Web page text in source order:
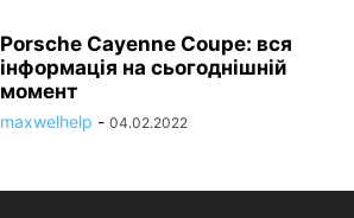
Porsche Cayenne Coupe: вся
інформація на сьогоднішній
момент
maxwelhelp - 04.02.2022